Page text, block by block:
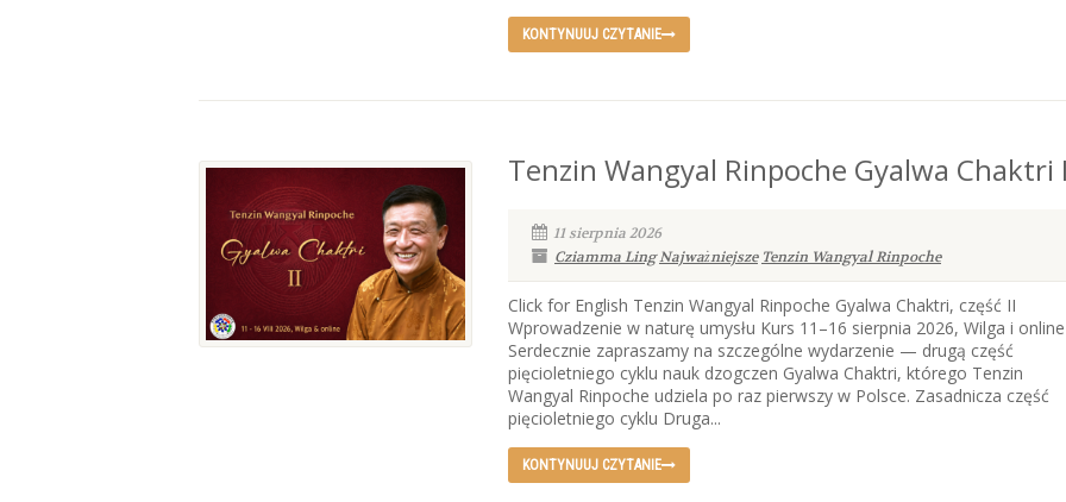
KONTYNUUJ CZYTANIE
Tenzin Wangyal Rinpoche Gyalwa Chaktri
11 sierpnia 2026
Cziamma LingNajważniejsze Tenzin Wangyal Rinpoche
Click for English Tenzin Wangyal Rinpoche Gyalwa Chaktri, część II
Wprowadzenie w naturę umysłu Kurs 11–16 sierpnia 2026, Wilga i online
Serdecznie zapraszamy na szczególne wydarzenie — drugą część
pięcioletniego cyklu nauk dzogczen Gyalwa Chaktri, którego Tenzin
Wangyal Rinpoche udziela po raz pierwszy w Polsce. Zasadnicza część
pięcioletniego cyklu Druga...
KONTYNUUJ CZYTANIE